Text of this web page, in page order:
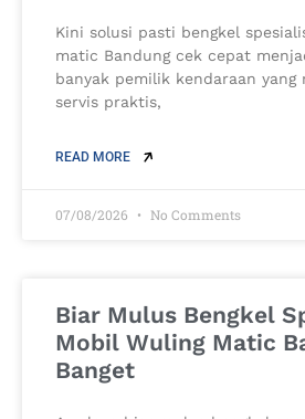
Kini solusi pasti bengkel
matic Bandung cek cepat
banyak pemilik kendaraan yang
servis praktis,
READ MORE
07/08/2026 No Comments
Biar Mulus Bengkel
Mobil Wuling Matic
Banget